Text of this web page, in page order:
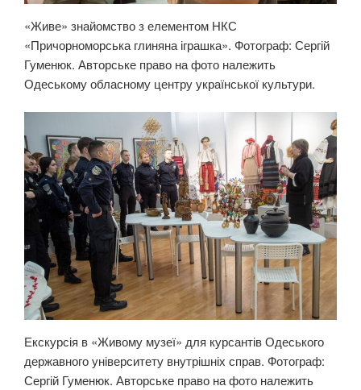
«Живе» знайомство з елементом НКС
«Причорноморська глиняна іграшка». Фотограф: Сергій
Гуменюк. Авторське право на фото належить
Одеському обласному центру української культури.
Екскурсія в «Живому музеї» для курсантів Одеського
державного університету внутрішніх справ. Фотограф:
Сергій Гуменюк. Авторське право на фото належить